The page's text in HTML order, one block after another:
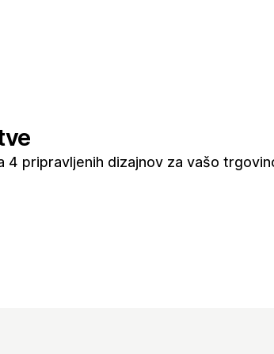
4 pripravljenih dizajnov za vašo